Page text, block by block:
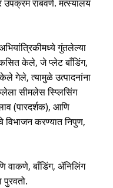
उपक्रम राबवणे. मत्स्यालय
गुंतलेल्या
केले, जे प्लेट बाँडिंग,
गेले, त्यामुळे उत्पादनांना
सीमलेस स्प्लिसिंग
(पारदर्शक), आणि
विभाजन करण्यात निपुण,
बाँडिंग, ॲनिलिंग